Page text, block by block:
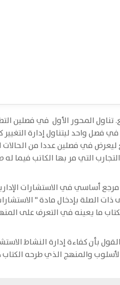
المحور الأول في فصلين
في فصل واحد ليتناول إدارة
في فصلين عددا من الحالات
التي مر بها الكاتب فيما له
مرجع أساسي في الاستشارات
ذات الصلة بإدخال مادة "
ما يعينه في التعرف على
بأن كفاءة إدارة النشاط
والمنهج الذي طرحه